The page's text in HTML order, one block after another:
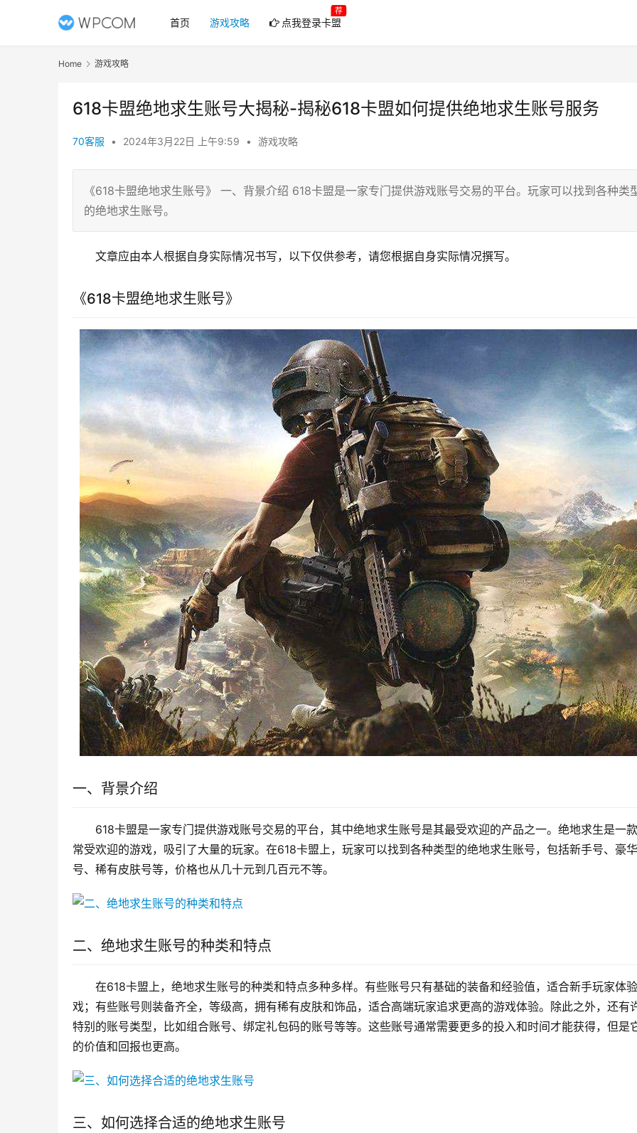
首页 游戏攻略 点我登录卡盟
荐
Home 游戏攻略
618卡盟绝地求生账号大揭秘-揭秘618卡盟如何提供绝地求生账号服务
70客服 • 2024年3月22日 上午9:59 • 游戏攻略
《618卡盟绝地求生账号》 一、背景介绍 618卡盟是一家专门提供游戏账号交易的平台。玩家可以找到各种类
的绝地求生账号。
文章应由本人根据自身实际情况书写，以下仅供参考，请您根据自身实际情况撰写。
《618卡盟绝地求生账号》
一、背景介绍
618卡盟是一家专门提供游戏账号交易的平台，其中绝地求生账号是其最受欢迎的产品之一。绝地求生是一
常受欢迎的游戏，吸引了大量的玩家。在618卡盟上，玩家可以找到各种类型的绝地求生账号，包括新手号、豪华
号、稀有皮肤号等，价格也从几十元到几百元不等。
二、绝地求生账号的种类和特点
在618卡盟上，绝地求生账号的种类和特点多种多样。有些账号只有基础的装备和经验值，适合新手玩家体
戏；有些账号则装备齐全，等级高，拥有稀有皮肤和饰品，适合高端玩家追求更高的游戏体验。除此之外，还有
特别的账号类型，比如组合账号、绑定礼包码的账号等等。这些账号通常需要更多的投入和时间才能获得，但是
的价值和回报也更高。
三、如何选择合适的绝地求生账号